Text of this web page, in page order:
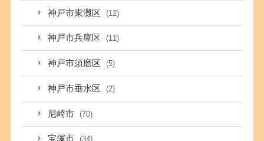
神戸市東灘区 (12)
神戸市兵庫区 (11)
神戸市須磨区 (5)
神戸市垂水区 (2)
尼崎市 (70)
宝塚市 (34)